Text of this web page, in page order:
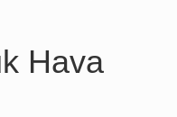
Hava